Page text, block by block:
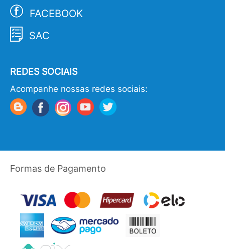
FACEBOOK
SAC
REDES SOCIAIS
Acompanhe nossas redes sociais:
Formas de Pagamento